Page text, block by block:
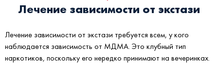
Лечение зависимости от экстази
Лечение зависимости от экстази требуется всем, у кого
наблюдается зависимость от МДМА. Это клубный тип
наркотиков, поскольку его нередко принимают на вечеринках.